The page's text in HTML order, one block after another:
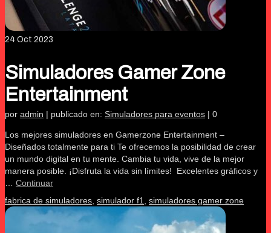
24 Oct 2023
Simuladores Gamer Zone
Entertainment
por admin | publicado en: Simuladores para eventos | 0
Los mejores simuladores en Gamerzone Entertainment –
Diseñados totalmente para ti Te ofrecemos la posibilidad de crear
un mundo digital en tu mente. Cambia tu vida, vive de la mejor
manera posible. ¡Disfruta la vida sin límites! Excelentes gráficos y
Continuar
fabrica de simuladores simulador f1 simuladores gamer zone